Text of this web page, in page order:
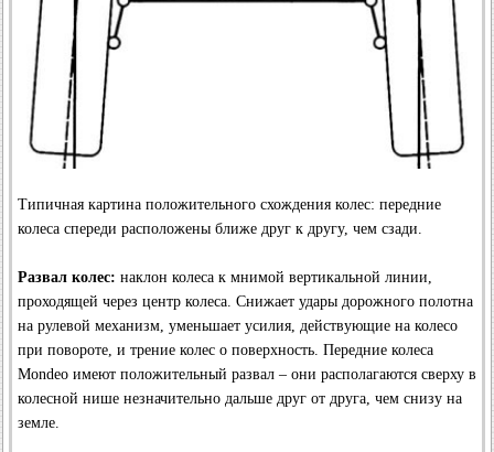
Типичная картина положительного схождения колес: передние
колеса спереди расположены ближе друг к другу, чем сзади.
Развал колес: наклон колеса к мнимой вертикальной линии,
проходящей через центр колеса. Снижает удары дорожного полотна
на рулевой механизм, уменьшает усилия, действующие на колесо
при повороте, и трение колес о поверхность. Передние колеса
Mondeo имеют положительный развал – они располагаются сверху в
колесной нише незначительно дальше друг от друга, чем снизу на
земле.